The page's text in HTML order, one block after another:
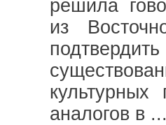
решила
из
аналогов в ...